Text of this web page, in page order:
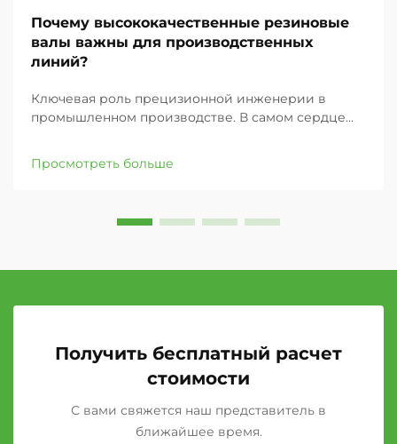
Почему высококачественные резиновые
валы важны для производственных
линий?
Ключевая роль прецизионной инженерии в
промышленном производстве. В самом сердце
находится сложная сеть механизмов, работающих
в полной синхронизации. Среди этих критически
Просмотреть больше
Получить бесплатный расчет
стоимости
С вами свяжется наш представитель в
ближайшее время.